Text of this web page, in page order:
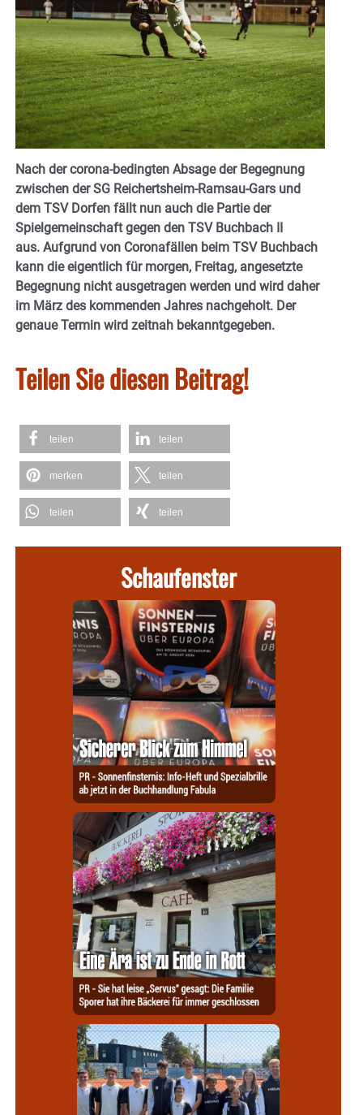
Nach der corona-bedingten Absage der Begegnung
zwischen der SG Reichertsheim-Ramsau-Gars und
dem TSV Dorfen fällt nun auch die Partie der
Spielgemeinschaft gegen den TSV Buchbach II
aus. Aufgrund von Coronafällen beim TSV Buchbach
kann die eigentlich für morgen, Freitag, angesetzte
Begegnung nicht ausgetragen werden und wird daher
im März des kommenden Jahres nachgeholt. Der
genaue Termin wird zeitnah bekanntgegeben.
Teilen Sie diesen Beitrag!
teilen teilen
merken teilen
teilen teilen
Schaufenster